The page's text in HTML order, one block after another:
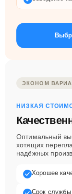
ЭКОНОМ
НИЗКАЯ
Оптимальный
хотящих
надёжных
Хорошее
Срок службы